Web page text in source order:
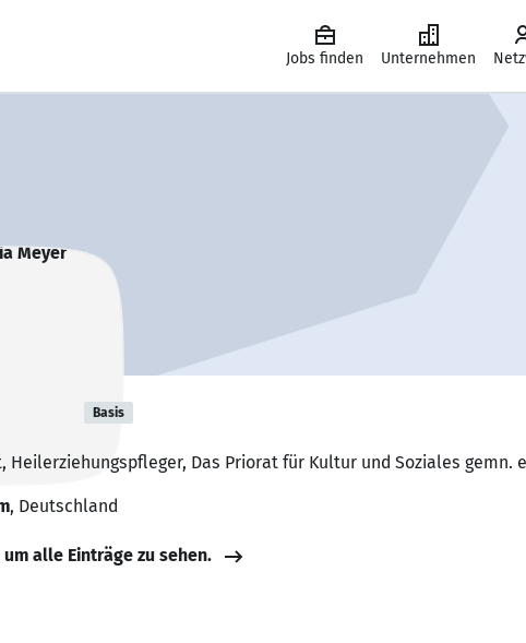
Jobs finden Unternehmen
Basis
Heilerziehungspfleger, Das Priorat für Kultur und Soziales gemn.
, Deutschland
um alle Einträge zu sehen.